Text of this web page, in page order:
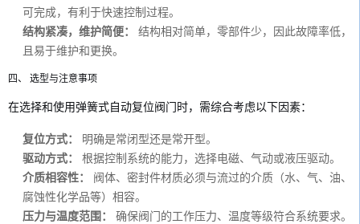
可完成，有利于快速控制过程。
结构紧凑，维护简便：
结构相对简单，零部件少，因此故障率低，
且易于维护和更换。
四、 选型与注意事项
在选择和使用弹簧式自动复位阀门时，需综合考虑以下因素：
复位方式：
明确是常闭型还是常开型。
驱动方式：
根据控制系统的能力，选择电磁、气动或液压驱动。
介质相容性：
阀体、密封件材质必须与流过的介质（水、气、油、
腐蚀性化学品等）相容。
压力与温度范围：
确保阀门的工作压力、温度等级符合系统要求。